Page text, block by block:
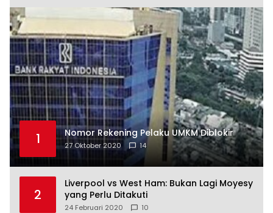
1 Nomor Rekening Pelaku UMKM Diblokir
27 Oktober 2020 14
2
Liverpool vs West Ham: Bukan Lagi Moyesy
yang Perlu Ditakuti
24 Februari 2020 10